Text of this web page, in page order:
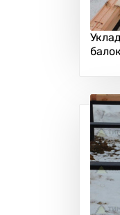
балок